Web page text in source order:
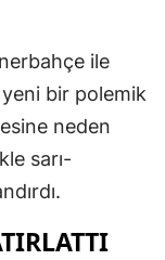
ile
bir polemik
neden
sarı-